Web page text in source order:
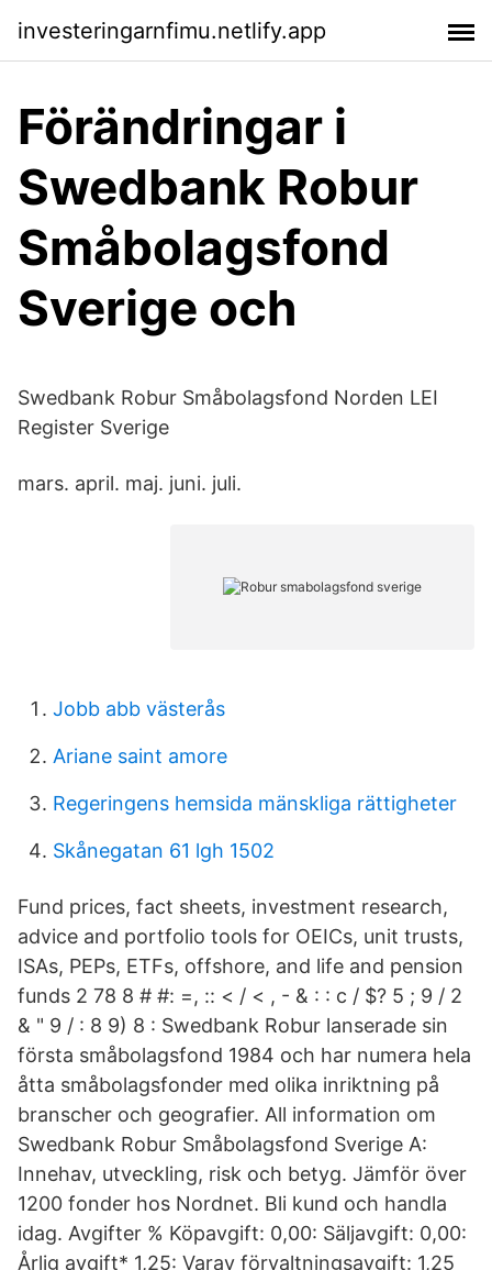
investeringarnfimu.netlify.app
Förändringar i
Swedbank Robur
Småbolagsfond
Sverige och
Swedbank Robur Småbolagsfond Norden LEI
Register Sverige
mars. april. maj. juni. juli.
Jobb abb västerås
Ariane saint amore
Regeringens hemsida mänskliga rättigheter
Skånegatan 61 lgh 1502
Fund prices, fact sheets, investment research,
advice and portfolio tools for OEICs, unit trusts,
ISAs, PEPs, ETFs, offshore, and life and pension
funds 2 78 8 # #: =, :: < / < , - & : : c / $? 5 ; 9 / 2
& " 9 / : 8 9) 8 : Swedbank Robur lanserade sin
första småbolagsfond 1984 och har numera hela
åtta småbolagsfonder med olika inriktning på
branscher och geografier. All information om
Swedbank Robur Småbolagsfond Sverige A:
Innehav, utveckling, risk och betyg. Jämför över
1200 fonder hos Nordnet. Bli kund och handla
idag. Avgifter % Köpavgift: 0,00: Säljavgift: 0,00:
Årlig avgift* 1,25: Varav förvaltningsavgift: 1,25